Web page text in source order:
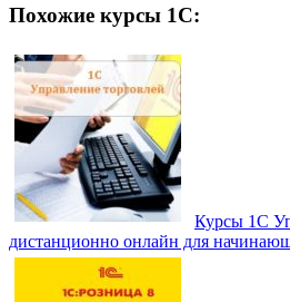
Похожие курсы 1С:
Курсы 1С
дистанционно онлайн для